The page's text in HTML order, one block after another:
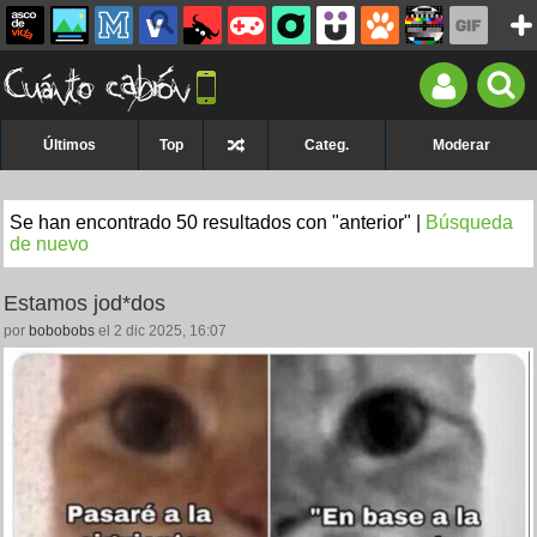
Últimos Top Categ. Moderar
Se han encontrado 50 resultados con "anterior" |
Búsqueda
de nuevo
Estamos jod*dos
por bobobobs el 2 dic 2025, 16:07